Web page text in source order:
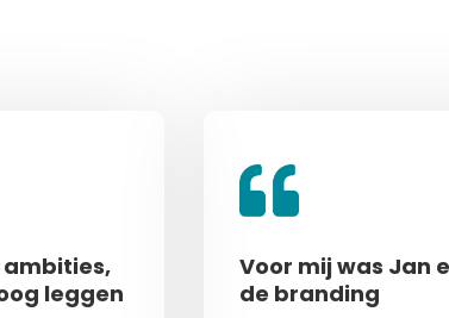
leggen
Voor mij was Jan
de branding